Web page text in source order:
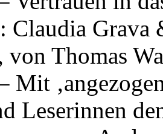
Claudia
von Thomas
Mit
Leserinnen